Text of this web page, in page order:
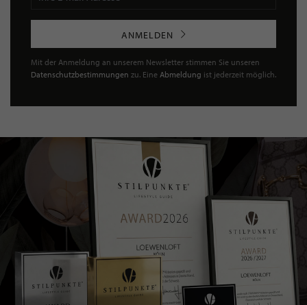
ANMELDEN
Mit der Anmeldung an unserem Newsletter stimmen Sie unseren
Datenschutzbestimmungen zu. Eine Abmeldung ist jederzeit möglich.